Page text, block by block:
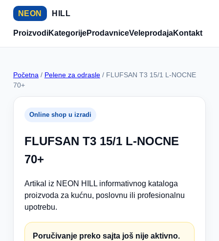
NEON HILL
ProizvodiKategorijeProdavniceVeleprodajaKontakt
Početna / Pelene za odrasle/ FLUFSAN T3 15/1 L-NOCNE
70+
Online shop u izradi
FLUFSAN T3 15/1 L-NOCNE
70+
Artikal iz NEON HILL informativnog kataloga
proizvoda za kućnu, poslovnu ili profesionalnu
upotrebu.
Poručivanje preko sajta još nije aktivno.